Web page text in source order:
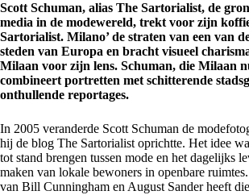
Scott Schuman, alias The Sartorialist, de
media in de modewereld, trekt voor zijn
Sartorialist. Milano’ de straten van een van
steden van Europa en bracht visueel
Milaan voor zijn lens. Schuman, die Milaan
combineert portretten met schitterende
onthullende reportages.
In 2005 veranderde Scott Schuman de
hij de blog The Sartorialist oprichtte. Het idee
tot stand brengen tussen mode en het dagelijks
maken van lokale bewoners in openbare
van Bill Cunningham en August Sander heeft